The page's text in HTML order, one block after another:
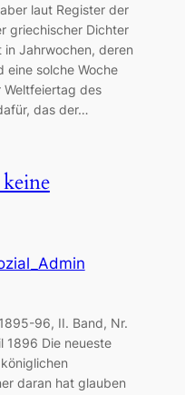
laut Register der
griechischer Dichter
Jahrwochen, deren
eine solche Woche
Weltfeiertag des
das der…
96, II. Band, Nr.
1896 Die neueste
daran hat glauben